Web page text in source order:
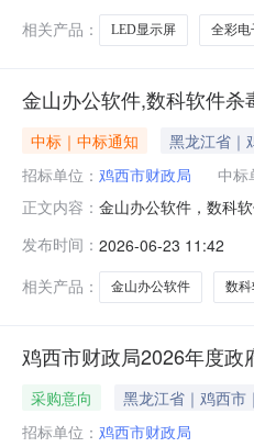
相关产品：
LED显示屏 全彩电
金山办公软件,数科软件杀
中标｜中标通知 黑龙江省｜
招标单位： 鸡西市财政局 中标
正文内容： 金山办公软件，数科
发布时间： 2026-06-23 11:42
相关产品：
金山办公软件 数
鸡西市财政局2026年度政
采购意向 黑龙江省｜鸡西市
招标单位： 鸡西市财政局